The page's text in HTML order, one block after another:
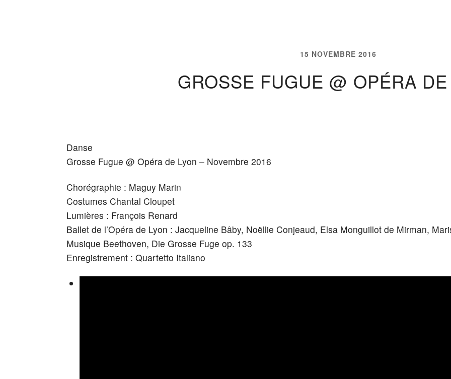
15 NOVEMBRE 2016
GROSSE FUGUE @ OPÉRA DE
Danse
Grosse Fugue @ Opéra de Lyon – Novembre 2016
Chorégraphie : Maguy Marin
Costumes Chantal Cloupet
Lumières : François Renard
Ballet de l’Opéra de Lyon : Jacqueline Bâby, Noëllie Conjeaud, Elsa Monguillot de Mirman,
Musique Beethoven, Die Grosse Fuge op. 133
Enregistrement : Quartetto Italiano